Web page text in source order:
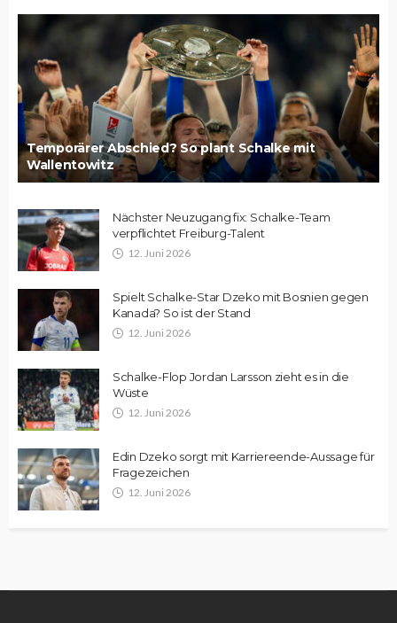
Temporärer Abschied? So plant Schalke mit
Wallentowitz
Nächster Neuzugang fix: Schalke-Team
verpflichtet Freiburg-Talent
12. Juni 2026
Spielt Schalke-Star Dzeko mit Bosnien gegen
Kanada? So ist der Stand
12. Juni 2026
Schalke-Flop Jordan Larsson zieht es in die
Wüste
12. Juni 2026
Edin Dzeko sorgt mit Karriereende-Aussage für
Fragezeichen
12. Juni 2026